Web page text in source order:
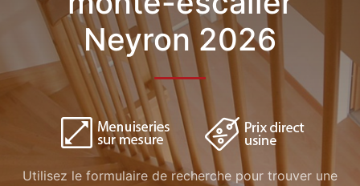
Neyron 2026
Utilisez le formulaire de recherche pour trouver une